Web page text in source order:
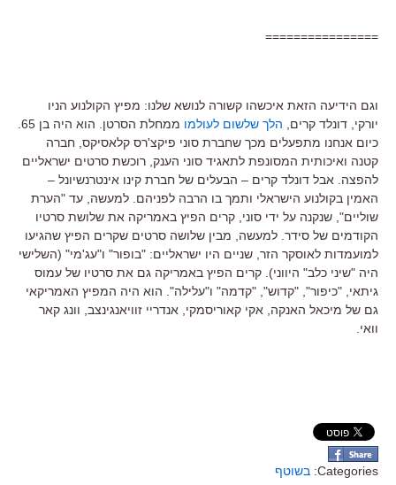
================
וגם הידיעה הזאת איכשהו קשורה לנושא שלנו: מפיץ הקולנוע הניו
יורקי, דונלד קרים, הלך שלשום לעולמו
כיום אנחנו מתפעלים מכך שחברת סוני פיקצ'רס קלאסיקס, חברה
קטנה ואיכותית המסונפת לתאגיד סוני הענק, רוכשת סרטים ישראליים
להפצה. אבל דונלד קרים – הבעלים של חברת קינו אינטרנשיונל –
האמין בקולנוע הישראלי ותמך בו הרבה לפניהם. למעשה, עד "הערת
שוליים", שנקנה על ידי סוני, קרים הפיץ באמריקה את שלושת סרטיו
הקודמים של סידר. למעשה, מבין שלושה סרטים שקרים הפיץ שהגיעו
למועמדות לאוסקר הזר, שניים היו ישראליים: "בופור" ו"עג'מי" (השלישי
היה "שיני כלב" היווני). קרים הפיץ באמריקה גם את סרטיו של עמוס
גיתאי, "כיפור", "קדוש", "קדמה" ו"עלילה". הוא היה המפיץ האמריקאי
גם של מיכאל האנקה, אקי קאוריסמקי, אנדריי זוויאנגינצב, וונג קאר
וואי.
Categories: בשוטף